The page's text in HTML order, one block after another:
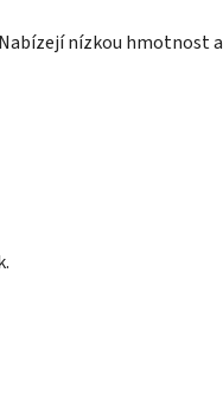
nízkou hmotnost a